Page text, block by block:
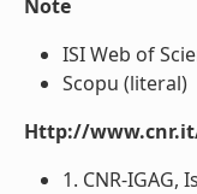
Note
ISI Web of
Scopu (literal)
Http://
1. CNR-